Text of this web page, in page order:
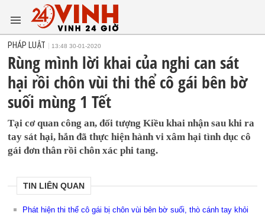
PHÁP LUẬT 13:48 30-01-2020
Rùng mình lời khai của nghi can sát
hại rồi chôn vùi thi thể cô gái bên bờ
suối mùng 1 Tết
Tại cơ quan công an, đối tượng Kiều khai nhận sau khi ra
tay sát hại, hắn đã thực hiện hành vi xâm hại tình dục cô
gái đơn thân rồi chôn xác phi tang.
TIN LIÊN QUAN
Phát hiện thi thể cô gái bị chôn vùi bên bờ suối, thò cánh tay khỏi